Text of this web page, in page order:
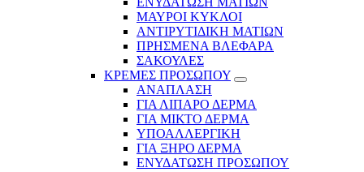
ΜΑΥΡΟΙ ΚΥΚΛΟΙ
ΑΝΤΙΡΥΤΙΔΙΚΗ ΜΑΤΙΩΝ
ΠΡΗΣΜΕΝΑ ΒΛΕΦΑΡΑ
ΣΑΚΟΥΛΕΣ
ΚΡΕΜΕΣ ΠΡΟΣΩΠΟΥ
ΑΝΑΠΛΑΣΗ
ΓΙΑ ΛΙΠΑΡΟ ΔΕΡΜΑ
ΓΙΑ ΜΙΚΤΟ ΔΕΡΜΑ
ΥΠΟΑΛΛΕΡΓΙΚΗ
ΓΙΑ ΞΗΡΟ ΔΕΡΜΑ
ΕΝΥΔΑΤΩΣΗ ΠΡΟΣΩΠΟΥ